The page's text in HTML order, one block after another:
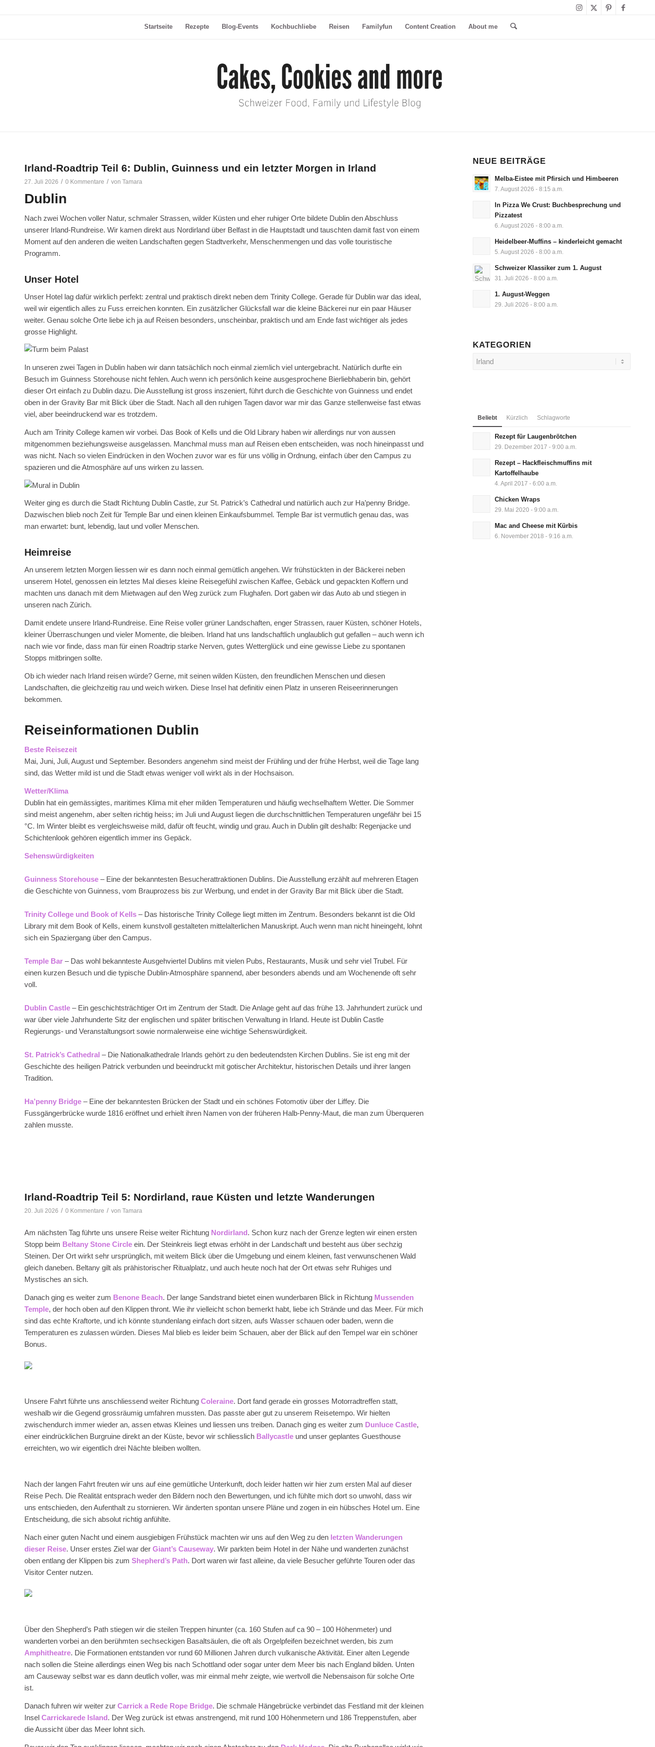
Startseite Rezepte Blog-Events Kochbuchliebe Reisen Familyfun Content Creation About me
Irland-Roadtrip Teil 6: Dublin, Guinness und ein letzter Morgen in Irland
27. Juli 2026 / 0 Kommentare / von Tamara
Dublin
Nach zwei Wochen voller Natur, schmaler Strassen, wilder Küsten und eher ruhiger Orte bildete Dublin den Abschluss
unserer Irland-Rundreise. Wir kamen direkt aus Nordirland über Belfast in die Hauptstadt und tauschten damit fast von einem
Moment auf den anderen die weiten Landschaften gegen Stadtverkehr, Menschenmengen und das volle touristische
Programm.
Unser Hotel
Unser Hotel lag dafür wirklich perfekt: zentral und praktisch direkt neben dem Trinity College. Gerade für Dublin war das ideal,
weil wir eigentlich alles zu Fuss erreichen konnten. Ein zusätzlicher Glücksfall war die kleine Bäckerei nur ein paar Häuser
weiter. Genau solche Orte liebe ich ja auf Reisen besonders, unscheinbar, praktisch und am Ende fast wichtiger als jedes
grosse Highlight.
In unseren zwei Tagen in Dublin haben wir dann tatsächlich noch einmal ziemlich viel untergebracht. Natürlich durfte ein
Besuch im Guinness Storehouse nicht fehlen. Auch wenn ich persönlich keine ausgesprochene Bierliebhaberin bin, gehört
dieser Ort einfach zu Dublin dazu. Die Ausstellung ist gross inszeniert, führt durch die Geschichte von Guinness und endet
oben in der Gravity Bar mit Blick über die Stadt. Nach all den ruhigen Tagen davor war mir das Ganze stellenweise fast etwas
viel, aber beeindruckend war es trotzdem.
Auch am Trinity College kamen wir vorbei. Das Book of Kells und die Old Library haben wir allerdings nur von aussen
mitgenommen beziehungsweise ausgelassen. Manchmal muss man auf Reisen eben entscheiden, was noch hineinpasst und
was nicht. Nach so vielen Eindrücken in den Wochen zuvor war es für uns völlig in Ordnung, einfach über den Campus zu
spazieren und die Atmosphäre auf uns wirken zu lassen.
Weiter ging es durch die Stadt Richtung Dublin Castle, zur St. Patrick’s Cathedral und natürlich auch zur Ha’penny Bridge.
Dazwischen blieb noch Zeit für Temple Bar und einen kleinen Einkaufsbummel. Temple Bar ist vermutlich genau das, was
man erwartet: bunt, lebendig, laut und voller Menschen.
Heimreise
An unserem letzten Morgen liessen wir es dann noch einmal gemütlich angehen. Wir frühstückten in der Bäckerei neben
unserem Hotel, genossen ein letztes Mal dieses kleine Reisegefühl zwischen Kaffee, Gebäck und gepackten Koffern und
machten uns danach mit dem Mietwagen auf den Weg zurück zum Flughafen. Dort gaben wir das Auto ab und stiegen in
unseren nach Zürich.
Damit endete unsere Irland-Rundreise. Eine Reise voller grüner Landschaften, enger Strassen, rauer Küsten, schöner Hotels,
kleiner Überraschungen und vieler Momente, die bleiben. Irland hat uns landschaftlich unglaublich gut gefallen – auch wenn ich
nach wie vor finde, dass man für einen Roadtrip starke Nerven, gutes Wetterglück und eine gewisse Liebe zu spontanen
Stopps mitbringen sollte.
Ob ich wieder nach Irland reisen würde? Gerne, mit seinen wilden Küsten, den freundlichen Menschen und diesen
Landschaften, die gleichzeitig rau und weich wirken. Diese Insel hat definitiv einen Platz in unseren Reiseerinnerungen
bekommen.
Reiseinformationen Dublin
Beste Reisezeit
Mai, Juni, Juli, August und September. Besonders angenehm sind meist der Frühling und der frühe Herbst, weil die Tage lang
sind, das Wetter mild ist und die Stadt etwas weniger voll wirkt als in der Hochsaison.
Wetter/Klima
Dublin hat ein gemässigtes, maritimes Klima mit eher milden Temperaturen und häufig wechselhaftem Wetter. Die Sommer
sind meist angenehm, aber selten richtig heiss; im Juli und August liegen die durchschnittlichen Temperaturen ungefähr bei 15
°C. Im Winter bleibt es vergleichsweise mild, dafür oft feucht, windig und grau. Auch in Dublin gilt deshalb: Regenjacke und
Schichtenlook gehören eigentlich immer ins Gepäck.
Sehenswürdigkeiten
Guinness Storehouse – Eine der bekanntesten Besucherattraktionen Dublins. Die Ausstellung erzählt auf mehreren Etagen
die Geschichte von Guinness, vom Brauprozess bis zur Werbung, und endet in der Gravity Bar mit Blick über die Stadt.
Trinity College und Book of Kells – Das historische Trinity College liegt mitten im Zentrum. Besonders bekannt ist die Old
Library mit dem Book of Kells, einem kunstvoll gestalteten mittelalterlichen Manuskript. Auch wenn man nicht hineingeht, lohnt
sich ein Spaziergang über den Campus.
Temple Bar – Das wohl bekannteste Ausgehviertel Dublins mit vielen Pubs, Restaurants, Musik und sehr viel Trubel. Für
einen kurzen Besuch und die typische Dublin-Atmosphäre spannend, aber besonders abends und am Wochenende oft sehr
voll.
Dublin Castle – Ein geschichtsträchtiger Ort im Zentrum der Stadt. Die Anlage geht auf das frühe 13. Jahrhundert zurück und
war über viele Jahrhunderte Sitz der englischen und später britischen Verwaltung in Irland. Heute ist Dublin Castle
Regierungs- und Veranstaltungsort sowie normalerweise eine wichtige Sehenswürdigkeit.
St. Patrick’s Cathedral – Die Nationalkathedrale Irlands gehört zu den bedeutendsten Kirchen Dublins. Sie ist eng mit der
Geschichte des heiligen Patrick verbunden und beeindruckt mit gotischer Architektur, historischen Details und ihrer langen
Tradition.
Ha’penny Bridge – Eine der bekanntesten Brücken der Stadt und ein schönes Fotomotiv über der Liffey. Die
Fussgängerbrücke wurde 1816 eröffnet und erhielt ihren Namen von der früheren Halb-Penny-Maut, die man zum Überqueren
zahlen musste.
Irland-Roadtrip Teil 5: Nordirland, raue Küsten und letzte Wanderungen
20. Juli 2026 / 0 Kommentare / von Tamara
Am nächsten Tag führte uns unsere Reise weiter Richtung Nordirland. Schon kurz nach der Grenze legten wir einen ersten
Stopp beim Beltany Stone Circle ein. Der Steinkreis liegt etwas erhöht in der Landschaft und besteht aus über sechzig
Steinen. Der Ort wirkt sehr ursprünglich, mit weitem Blick über die Umgebung und einem kleinen, fast verwunschenen Wald
gleich daneben. Beltany gilt als prähistorischer Ritualplatz, und auch heute noch hat der Ort etwas sehr Ruhiges und
Mystisches an sich.
Danach ging es weiter zum Benone Beach. Der lange Sandstrand bietet einen wunderbaren Blick in Richtung Mussenden
Temple, der hoch oben auf den Klippen thront. Wie ihr vielleicht schon bemerkt habt, liebe ich Strände und das Meer. Für mich
sind das echte Kraftorte, und ich könnte stundenlang einfach dort sitzen, aufs Wasser schauen oder baden, wenn die
Temperaturen es zulassen würden. Dieses Mal blieb es leider beim Schauen, aber der Blick auf den Tempel war ein schöner
Bonus.
Unsere Fahrt führte uns anschliessend weiter Richtung Coleraine. Dort fand gerade ein grosses Motorradtreffen statt,
weshalb wir die Gegend grossräumig umfahren mussten. Das passte aber gut zu unserem Reisetempo. Wir hielten
zwischendurch immer wieder an, assen etwas Kleines und liessen uns treiben. Danach ging es weiter zum Dunluce Castle,
einer eindrücklichen Burgruine direkt an der Küste, bevor wir schliesslich Ballycastle und unser geplantes Guesthouse
erreichten, wo wir eigentlich drei Nächte bleiben wollten.
Nach der langen Fahrt freuten wir uns auf eine gemütliche Unterkunft, doch leider hatten wir hier zum ersten Mal auf dieser
Reise Pech. Die Realität entsprach weder den Bildern noch den Bewertungen, und ich fühlte mich dort so unwohl, dass wir
uns entschieden, den Aufenthalt zu stornieren. Wir änderten spontan unsere Pläne und zogen in ein hübsches Hotel um. Eine
Entscheidung, die sich absolut richtig anfühlte.
Nach einer guten Nacht und einem ausgiebigen Frühstück machten wir uns auf den Weg zu den letzten Wanderungen
dieser Reise. Unser erstes Ziel war der Giant’s Causeway. Wir parkten beim Hotel in der Nähe und wanderten zunächst
oben entlang der Klippen bis zum Shepherd’s Path. Dort waren wir fast alleine, da viele Besucher geführte Touren oder das
Visitor Center nutzen.
Über den Shepherd’s Path stiegen wir die steilen Treppen hinunter (ca. 160 Stufen auf ca 90 – 100 Höhenmeter) und
wanderten vorbei an den berühmten sechseckigen Basaltsäulen, die oft als Orgelpfeifen bezeichnet werden, bis zum
Amphitheatre. Die Formationen entstanden vor rund 60 Millionen Jahren durch vulkanische Aktivität. Einer alten Legende
nach sollen die Steine allerdings einen Weg bis nach Schottland oder sogar unter dem Meer bis nach England bilden. Unten
am Causeway selbst war es dann deutlich voller, was mir einmal mehr zeigte, wie wertvoll die Nebensaison für solche Orte
ist.
Danach fuhren wir weiter zur Carrick a Rede Rope Bridge. Die schmale Hängebrücke verbindet das Festland mit der kleinen
Insel Carrickarede Island. Der Weg zurück ist etwas anstrengend, mit rund 100 Höhenmetern und 186 Treppenstufen, aber
die Aussicht über das Meer lohnt sich.
NEUE BEITRÄGE
Melba-Eistee mit Pfirsich und Himbeeren
7. August 2026 - 8:15 a.m.
In Pizza We Crust: Buchbesprechung und
Pizzatest
6. August 2026 - 8:00 a.m.
Heidelbeer-Muffins – kinderleicht gemacht
5. August 2026 - 8:00 a.m.
Schweizer Klassiker zum 1. August
31. Juli 2026 - 8:00 a.m.
1. August-Weggen
29. Juli 2026 - 8:00 a.m.
KATEGORIEN
Kategorien
Beliebt Kürzlich Schlagworte
Rezept für Laugenbrötchen
29. Dezember 2017 - 9:00 a.m.
Rezept – Hackfleischmuffins mit
Kartoffelhaube
4. April 2017 - 6:00 a.m.
Chicken Wraps
29. Mai 2020 - 9:00 a.m.
Mac and Cheese mit Kürbis
6. November 2018 - 9:16 a.m.